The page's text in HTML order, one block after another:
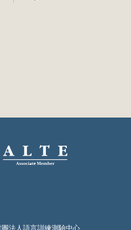
法人語言訓練測驗中心